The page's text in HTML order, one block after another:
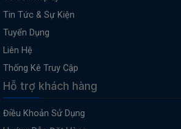
Tin Tức & Sự Kiện
Tuyển Dụng
Liên Hệ
Thống Kê Truy Cập
Hỗ trợ khách hàng
Điều Khoản Sử Dụng